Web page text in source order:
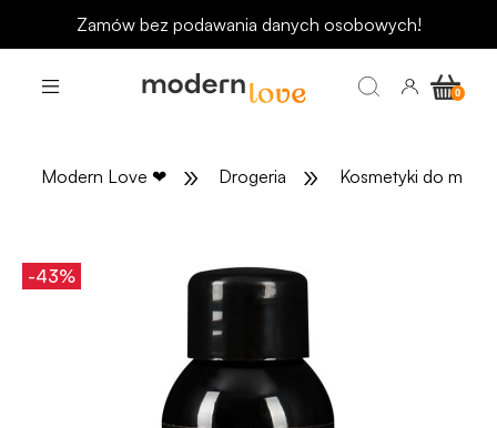
Zamów bez podawania danych osobowych!
Modern Love ❤ » Drogeria » Kosmetyki do
-43%